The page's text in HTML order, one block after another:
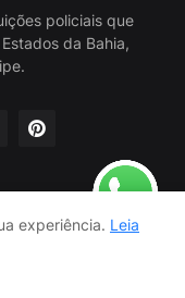
policiais que
da Bahia,
Contato
experiência. Leia